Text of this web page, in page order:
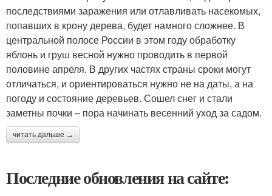
последствиями заражения или отлавливать насекомых,
попавших в крону дерева, будет намного сложнее. В
центральной полосе России в этом году обработку
яблонь и груш весной нужно проводить в первой
половине апреля. В других частях страны сроки могут
отличаться, и ориентироваться нужно не на даты, а на
погоду и состояние деревьев. Сошел снег и стали
заметны почки – пора начинать весенний уход за садом.
читать дальше →
Последние обновления на сайте: